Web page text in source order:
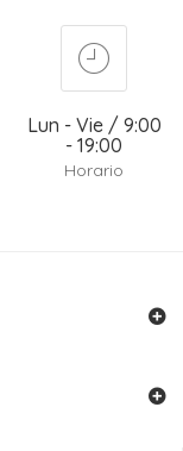
Lun - Vie / 9:00
- 19:00
Horario